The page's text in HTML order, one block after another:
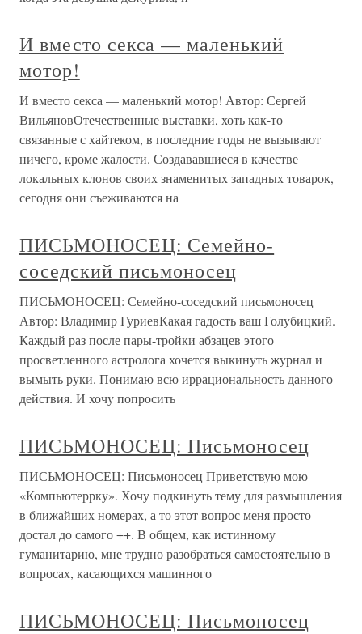
И вместо секса — маленький
мотор!
И вместо секса — маленький мотор! Автор: Сергей
ВильяновОтечественные выставки, хоть как-то
связанные с хайтеком, в последние годы не вызывают
ничего, кроме жалости. Создававшиеся в качестве
локальных клонов своих знаменитых западных товарок,
сегодня они съеживаются на
ПИСЬМОНОСЕЦ: Семейно-
соседский письмоносец
ПИСЬМОНОСЕЦ: Семейно-соседский письмоносец
Автор: Владимир ГуриевКакая гадость ваш Голубицкий.
Каждый раз после пары-тройки абзацев этого
просветленного астролога хочется выкинуть журнал и
вымыть руки. Понимаю всю иррациональность данного
действия. И хочу попросить
ПИСЬМОНОСЕЦ: Письмоносец
ПИСЬМОНОСЕЦ: Письмоносец Приветствую мою
«Компьютеррку». Хочу подкинуть тему для размышления
в ближайших номерах, а то этот вопрос меня просто
достал до самого ++. В общем, как истинному
гуманитарию, мне трудно разобраться самостоятельно в
вопросах, касающихся машинного
ПИСЬМОНОСЕЦ: Письмоносец